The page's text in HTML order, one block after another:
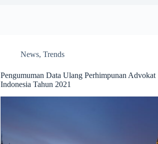
News,Trends
Pengumuman Data Ulang Perhimpunan Advokat
Indonesia Tahun 2021